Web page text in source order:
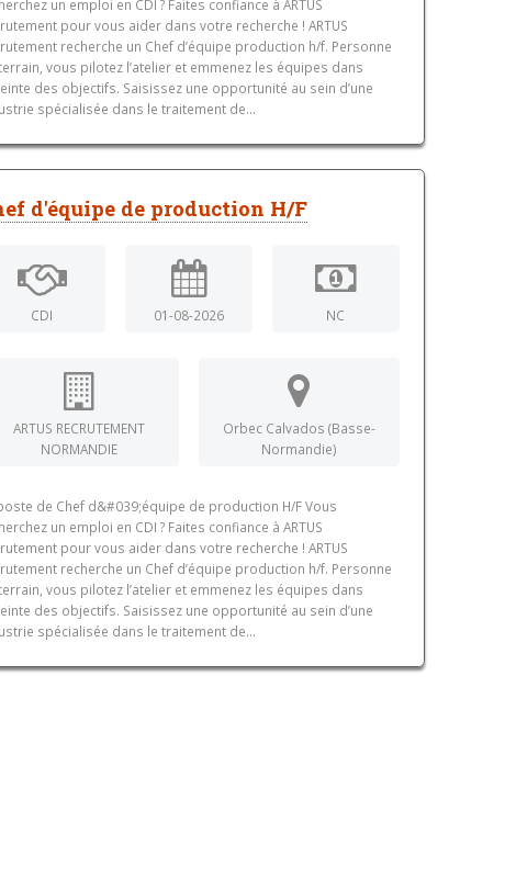
un emploi en CDI ? Faites confiance à ARTUS
pour vous aider dans votre recherche ! ARTUS
recherche un Chef d’équipe production h/f. Personne
vous pilotez l’atelier et emmenez les équipes dans
des objectifs. Saisissez une opportunité au sein d’une
spécialisée dans le traitement de...
d'équipe de production H/F
CDI 01-08-2026 NC
ARTUS RECRUTEMENT
NORMANDIE
Orbec Calvados (Basse-
Normandie)
de Chef d&#039;équipe de production H/F Vous
un emploi en CDI ? Faites confiance à ARTUS
pour vous aider dans votre recherche ! ARTUS
recherche un Chef d’équipe production h/f. Personne
vous pilotez l’atelier et emmenez les équipes dans
des objectifs. Saisissez une opportunité au sein d’une
spécialisée dans le traitement de...